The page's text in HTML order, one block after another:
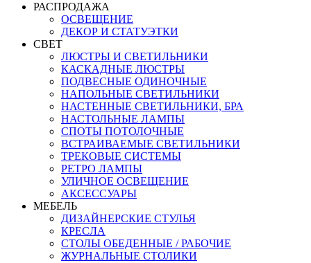
РАСПРОДАЖА
ОСВЕЩЕНИЕ
ДЕКОР И СТАТУЭТКИ
CВЕТ
ЛЮСТРЫ И СВЕТИЛЬНИКИ
КАСКАДНЫЕ ЛЮСТРЫ
ПОДВЕСНЫЕ ОДИНОЧНЫЕ
НАПОЛЬНЫЕ СВЕТИЛЬНИКИ
НАСТЕННЫЕ СВЕТИЛЬНИКИ, БРА
НАСТОЛЬНЫЕ ЛАМПЫ
СПОТЫ ПОТОЛОЧНЫЕ
ВСТРАИВАЕМЫЕ СВЕТИЛЬНИКИ
ТРЕКОВЫЕ СИСТЕМЫ
РЕТРО ЛАМПЫ
УЛИЧНОЕ ОСВЕЩЕНИЕ
АКСЕССУАРЫ
МЕБЕЛЬ
ДИЗАЙНЕРСКИЕ СТУЛЬЯ
КРЕСЛА
СТОЛЫ ОБЕДЕННЫЕ / РАБОЧИЕ
ЖУРНАЛЬНЫЕ СТОЛИКИ